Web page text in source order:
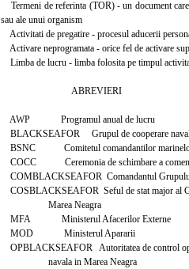
Termeni de referinta (TOR) - un document
sau ale unui organism
Activitati de pregatire - procesul aducerii
Activare neprogramata - orice fel de activare
Limba de lucru - limba folosita pe timpul
ABREVIERI
AWP Programul anual de lucru
BLACKSEAFOR Grupul de cooperare
BSNC Comitetul comandantilor marinelor
COCC Ceremonia de schimbare a
COMBLACKSEAFOR Comandantul Grupului
COSBLACKSEAFOR Seful de stat major al
Marea Neagra
MFA Ministerul Afacerilor Externe
MOD Ministerul Apararii
OPBLACKSEAFOR Autoritatea de control
navala in Marea Neagra